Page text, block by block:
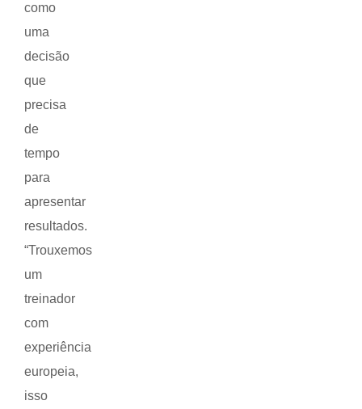
como
uma
decisão
que
precisa
de
tempo
para
apresentar
resultados.
“Trouxemos
um
treinador
com
experiência
europeia,
isso